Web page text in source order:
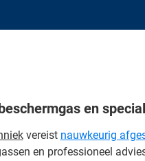
en
vereist nauwkeurig
en professioneel